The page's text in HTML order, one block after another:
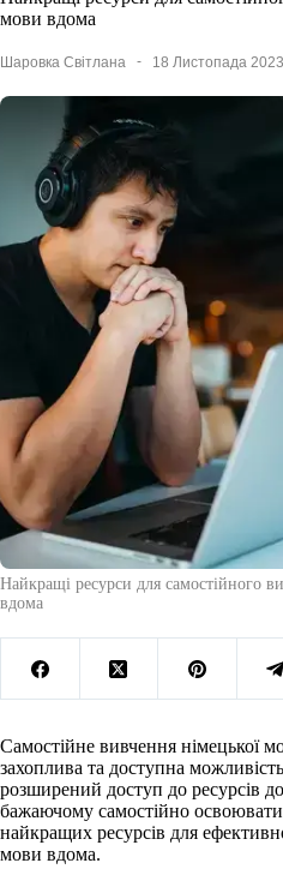
мови вдома
Шаровка Світлана 18 Листопада
Найкращі ресурси для самостійного
вдома
Самостійне вивчення німецької
захоплива та доступна
розширений доступ до ресурсів
бажаючому самостійно
найкращих ресурсів для
мови вдома.